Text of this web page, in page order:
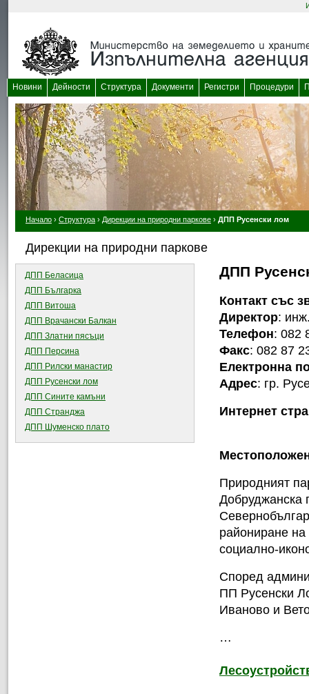
Новини Дейности Структура Документи Регистри Процедури
Начало › Структура › Дирекции на природни паркове › ДПП Русенски лом
Дирекции на природни паркове
ДПП Беласица
ДПП Българка
ДПП Витоша
ДПП Врачански Балкан
ДПП Златни пясъци
ДПП Персина
ДПП Рилски манастир
ДПП Русенски лом
ДПП Сините камъни
ДПП Странджа
ДПП Шуменско плато
ДПП
Контакт със
Директор:
Телефон: 082
Факс: 082 87
Електронна
Адрес: гр.
Интернет
Природният
Добруджанска
райониране
социално-
Според
ПП Русенски
Иваново и
…